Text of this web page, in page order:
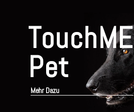
TouchME
Pet
Mehr Dazu